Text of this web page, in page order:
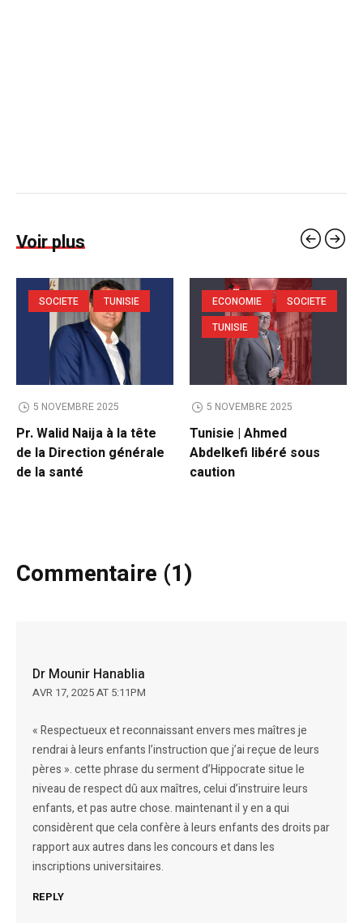
Voir plus
SOCIETE TUNISIE
5 NOVEMBRE 2025
Pr. Walid Naija à la tête
de la Direction générale
de la santé
ECONOMIE
SOCIETE
TUNISIE
5 NOVEMBRE 2025
Tunisie | Ahmed
Abdelkefi libéré sous
caution
Commentaire (1)
Dr Mounir Hanablia
AVR 17, 2025 AT 5:11PM
« Respectueux et reconnaissant envers mes maîtres je
rendrai à leurs enfants l’instruction que j’ai reçue de leurs
pères ». cette phrase du serment d’Hippocrate situe le
niveau de respect dû aux maîtres, celui d’instruire leurs
enfants, et pas autre chose. maintenant il y en a qui
considèrent que cela confère à leurs enfants des droits par
rapport aux autres dans les concours et dans les
inscriptions universitaires.
REPLY